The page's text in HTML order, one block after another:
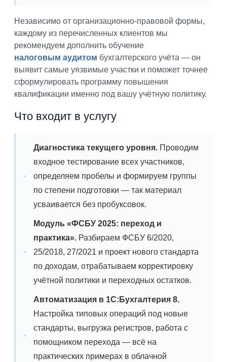
Независимо от организационно-правовой формы,
каждому из перечисленных клиентов мы
рекомендуем дополнить обучение
налоговым аудитом бухгалтерского учёта — он
выявит самые уязвимые участки и поможет точнее
сформулировать программу повышения
квалификации именно под вашу учётную политику.
Что входит в услугу
Диагностика текущего уровня. Проводим
входное тестирование всех участников,
определяем пробелы и формируем группы
по степени подготовки — так материал
усваивается без пробуксовок.
Модуль «ФСБУ 2025: переход и
практика». Разбираем ФСБУ 6/2020,
25/2018, 27/2021 и проект нового стандарта
по доходам, отрабатываем корректировку
учётной политики и переходных остатков.
Автоматизация в 1С:Бухгалтерия 8.
Настройка типовых операций под новые
стандарты, выгрузка регистров, работа с
помощником перехода — всё на
практических примерах в облачной